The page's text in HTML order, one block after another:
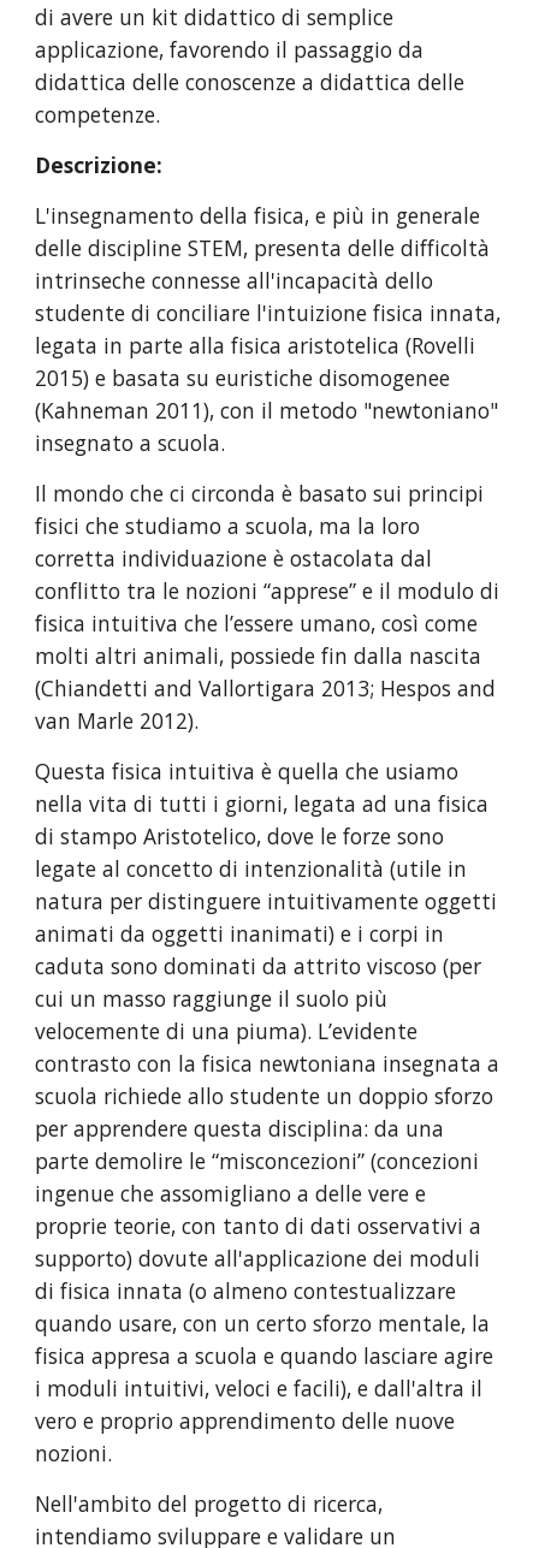
di avere un kit didattico di semplice
applicazione, favorendo il passaggio da
didattica delle conoscenze a didattica delle
competenze.
Descrizione:
L'insegnamento della fisica, e più in generale
delle discipline STEM, presenta delle difficoltà
intrinseche connesse all'incapacità dello
studente di conciliare l'intuizione fisica innata,
legata in parte alla fisica aristotelica (Rovelli
2015) e basata su euristiche disomogenee
(Kahneman 2011), con il metodo "newtoniano"
insegnato a scuola.
Il mondo che ci circonda è basato sui principi
fisici che studiamo a scuola, ma la loro
corretta individuazione è ostacolata dal
conflitto tra le nozioni “apprese” e il modulo di
fisica intuitiva che l’essere umano, così come
molti altri animali, possiede fin dalla nascita
(Chiandetti and Vallortigara 2013; Hespos and
van Marle 2012).
Questa fisica intuitiva è quella che usiamo
nella vita di tutti i giorni, legata ad una fisica
di stampo Aristotelico, dove le forze sono
legate al concetto di intenzionalità (utile in
natura per distinguere intuitivamente oggetti
animati da oggetti inanimati) e i corpi in
caduta sono dominati da attrito viscoso (per
cui un masso raggiunge il suolo più
velocemente di una piuma). L’evidente
contrasto con la fisica newtoniana insegnata a
scuola richiede allo studente un doppio sforzo
per apprendere questa disciplina: da una
parte demolire le “misconcezioni” (concezioni
ingenue che assomigliano a delle vere e
proprie teorie, con tanto di dati osservativi a
supporto) dovute all'applicazione dei moduli
di fisica innata (o almeno contestualizzare
quando usare, con un certo sforzo mentale, la
fisica appresa a scuola e quando lasciare agire
i moduli intuitivi, veloci e facili), e dall'altra il
vero e proprio apprendimento delle nuove
nozioni.
Nell'ambito del progetto di ricerca,
intendiamo sviluppare e validare un